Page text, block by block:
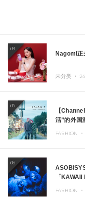
04
Nagomi正
未分类 ・
05
【
活”的外国
FASHION ・
06
「
FASHION ・